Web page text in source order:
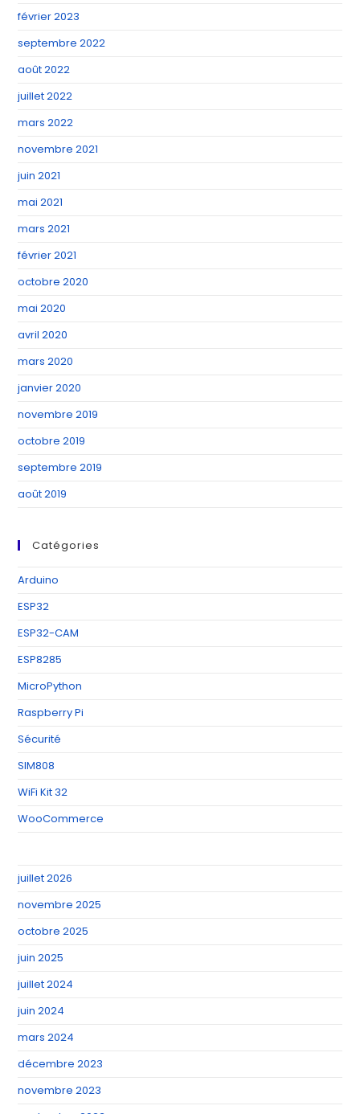
février 2023
septembre 2022
août 2022
juillet 2022
mars 2022
novembre 2021
juin 2021
mai 2021
mars 2021
février 2021
octobre 2020
mai 2020
avril 2020
mars 2020
janvier 2020
novembre 2019
octobre 2019
septembre 2019
août 2019
Catégories
Arduino
ESP32
ESP32-CAM
ESP8285
MicroPython
Raspberry Pi
Sécurité
SIM808
WiFi Kit 32
WooCommerce
juillet 2026
novembre 2025
octobre 2025
juin 2025
juillet 2024
juin 2024
mars 2024
décembre 2023
novembre 2023